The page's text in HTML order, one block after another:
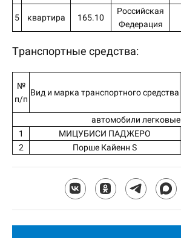
5 квартира 165.10
Российская
Федерация
Транспортные средства:
№
п/п
Вид и марка транспортного средства
автомобили легковые
1
МИЦУБИСИ ПАДЖЕРО
2
Порше Кайенн S